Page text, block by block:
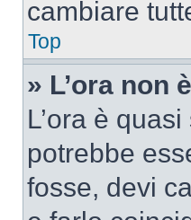
cambiare
Top
» L’ora non
L’ora è
potrebbe
fosse, devi